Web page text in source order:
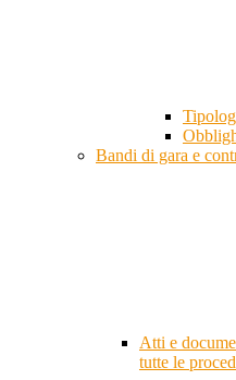
Bandi di gara e
Atti e
tutte le